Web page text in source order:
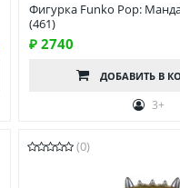
Фигурка Funko Pop:
(461)
₽ 2740
ДОБАВИТЬ В
3+
(0)